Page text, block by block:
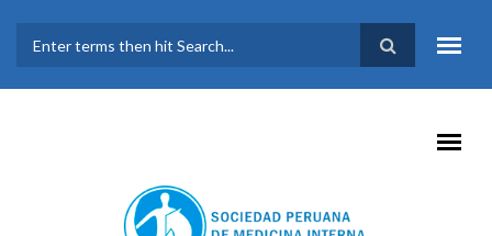
FORMULARIO DE
BÚSQUEDA